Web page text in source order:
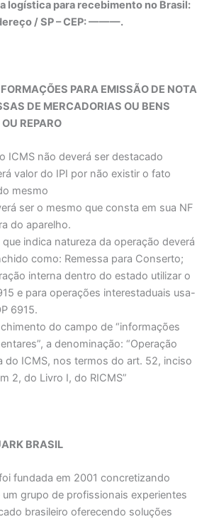
logística para recebimento no Brasil:
/ SP – CEP: ———.
PARA EMISSÃO DE NOTA
DE MERCADORIAS OU BENS
REPARO
ICMS não deverá ser destacado
valor do IPI por não existir o fato
mesmo
ser o mesmo que consta em sua NF
do aparelho.
que indica natureza da operação deverá
como: Remessa para Conserto;
interna dentro do estado utilizar o
e para operações interestaduais usa-
6915.
do campo de “informações
a denominação: “Operação
do ICMS, nos termos do art. 52, inciso
2, do Livro I, do RICMS”
BRASIL
fundada em 2001 concretizando
grupo de profissionais experientes
brasileiro oferecendo soluções